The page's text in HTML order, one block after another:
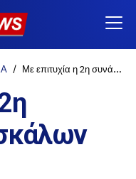
Με επιτυχία η 2η συνάντηση Δασκάλων Προπονητών Χιονοδρομίας Καλαβρύτων